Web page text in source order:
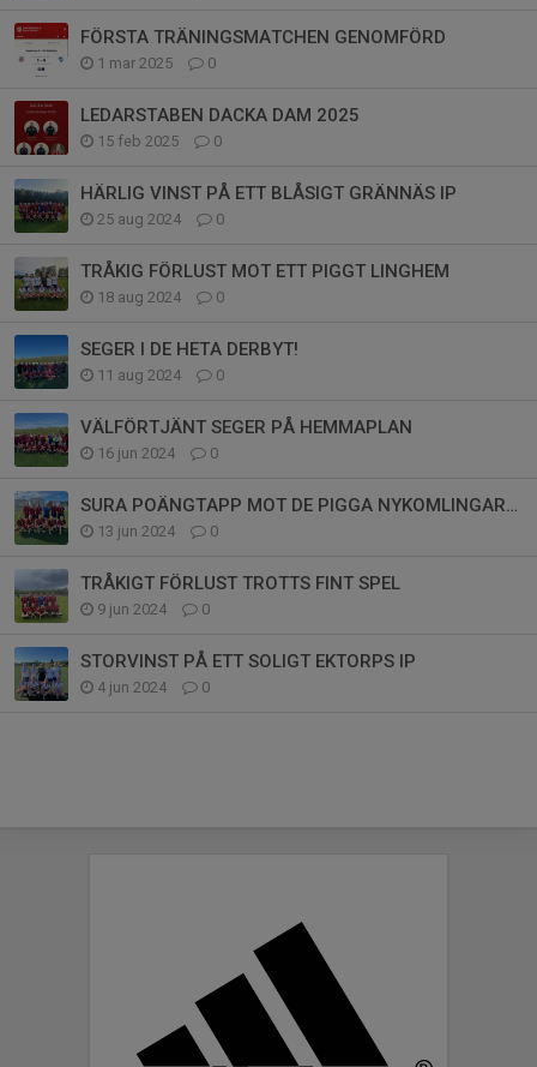
FÖRSTA TRÄNINGSMATCHEN GENOMFÖRD
1 mar 2025 0
LEDARSTABEN DACKA DAM 2025
15 feb 2025 0
HÄRLIG VINST PÅ ETT BLÅSIGT GRÄNNÄS IP
25 aug 2024 0
TRÅKIG FÖRLUST MOT ETT PIGGT LINGHEM
18 aug 2024 0
SEGER I DE HETA DERBYT!
11 aug 2024 0
VÄLFÖRTJÄNT SEGER PÅ HEMMAPLAN
16 jun 2024 0
SURA POÄNGTAPP MOT DE PIGGA NYKOMLINGARNA
13 jun 2024 0
TRÅKIGT FÖRLUST TROTTS FINT SPEL
9 jun 2024 0
STORVINST PÅ ETT SOLIGT EKTORPS IP
4 jun 2024 0